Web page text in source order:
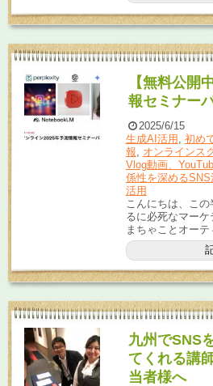
【無料公開
報セミナー
2025/6/15
生成AI活用
初め
報
オンラインス
Vlog動画、
係性を深めるSNS
活用
こんにちは、こ
るに必死なマー
まちゃことオー
九州でSNS
てくれる講
当者様へ